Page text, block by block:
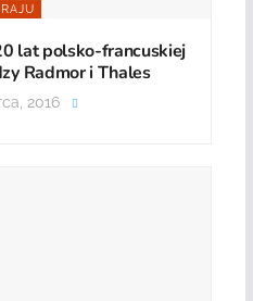
lat polsko-francuskiej
Radmor i Thales
2016